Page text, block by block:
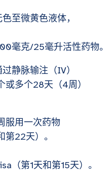
至微黄色液体，
毫克/25毫升活性药物
静脉输注（IV）
或多个28天（4周）
服用一次药物
第22天）。
（第1天和第15天）。